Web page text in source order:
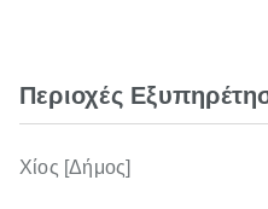
Περιοχές
Χίος [Δήμος]